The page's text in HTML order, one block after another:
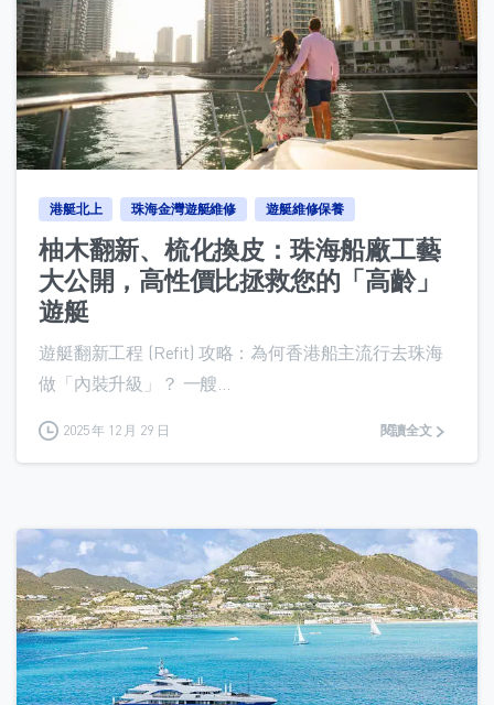
0
港艇北上 珠海金灣遊艇維修 遊艇維修保養
柚木翻新、梳化換皮：珠海船廠工藝
大公開，高性價比拯救您的「高齡」
遊艇
遊艇翻新工程 (Refit) 攻略：為何香港船主流行去珠海
做「內裝升級」？ 一艘...
2025 年 12 月 29 日 閱讀全文